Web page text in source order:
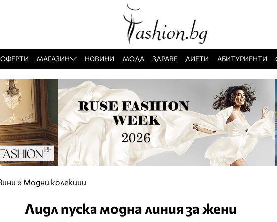
ОФЕРТИ МАГАЗИН НОВИНИ МОДА ЗДРАВЕ ДИЕТИ АБИТУРИЕНТИ
» Модни колекции
Лидл пуска модна линия за жени